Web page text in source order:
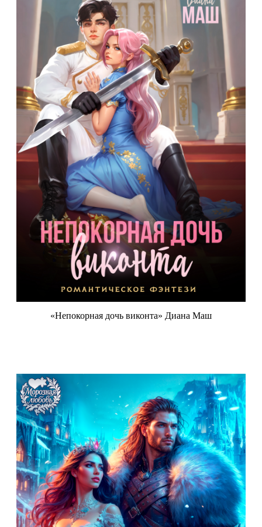
«Непокорная дочь виконта» Диана Маш